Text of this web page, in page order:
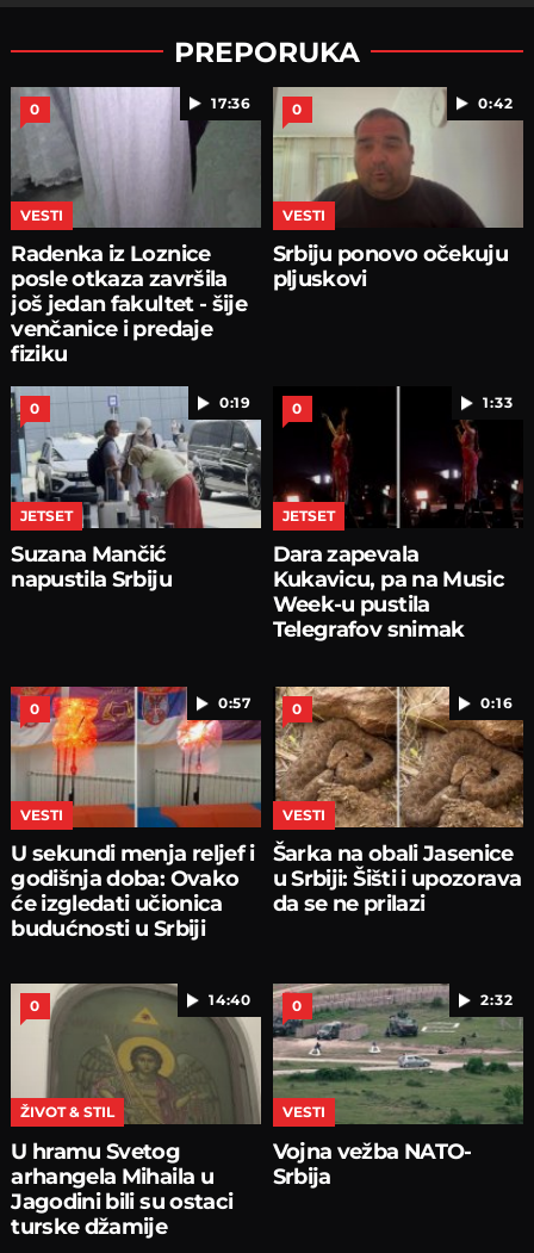
PREPORUKA
17:36
0
VESTI
Radenka iz Loznice
posle otkaza završila
još jedan fakultet - šije
venčanice i predaje
fiziku
0:42
0
VESTI
Srbiju ponovo očekuju
pljuskovi
0:19
0
JETSET
Suzana Mančić
napustila Srbiju
1:33
0
JETSET
Dara zapevala
Kukavicu, pa na Music
Week-u pustila
Telegrafov snimak
0:57
0
VESTI
U sekundi menja reljef i
godišnja doba: Ovako
će izgledati učionica
budućnosti u Srbiji
0:16
0
VESTI
Šarka na obali Jasenice
u Srbiji: Šišti i upozorava
da se ne prilazi
14:40
0
ŽIVOT & STIL
U hramu Svetog
arhangela Mihaila u
Jagodini bili su ostaci
turske džamije
2:32
0
VESTI
Vojna vežba NATO-
Srbija